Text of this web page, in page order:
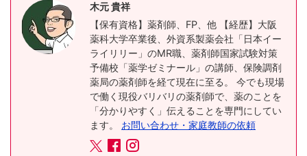
木元 貴祥
【保有資格】薬剤師、FP、他 【経歴】大阪
薬科大学卒業後、外資系製薬会社「日本イー
ライリリー」のMR職、薬剤師国家試験対策
予備校「薬学ゼミナール」の講師、保険調剤
薬局の薬剤師を経て現在に至る。 今でも現場
で働く現役バリバリの薬剤師で、薬のことを
「分かりやすく」伝えることを専門にしてい
ます。 お問い合わせ・家庭教師の依頼